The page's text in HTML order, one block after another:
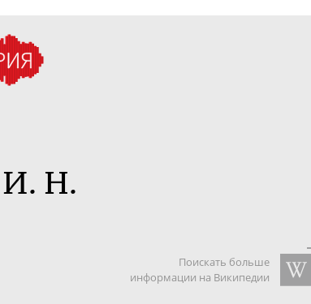
Н.
Поискать больше
информации на Википедии